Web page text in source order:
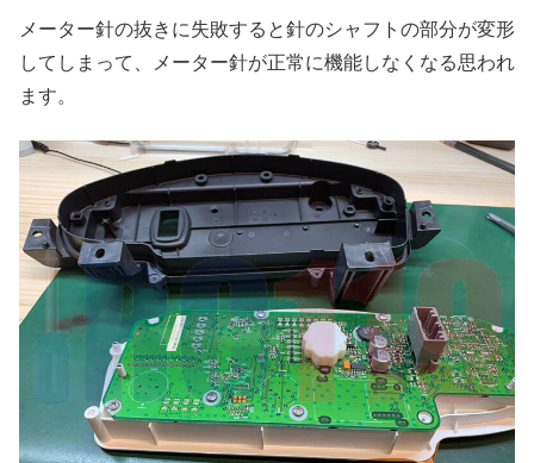
メーター針の抜きに失敗すると針のシャフトの部分が変形
してしまって、メーター針が正常に機能しなくなる思われ
ます。